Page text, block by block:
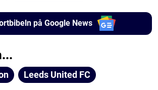
på Google News
Leeds United FC